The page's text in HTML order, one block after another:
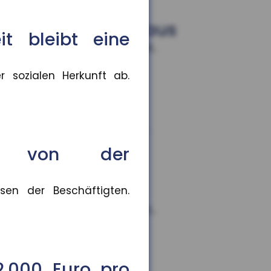
bleibt eine
sozialen Herkunft ab.
von der
der Beschäftigten.
für sich selbst aus
beliebt sind Kleid...
die Präsenzpflicht für...
Prozent gestiegen. In vi...